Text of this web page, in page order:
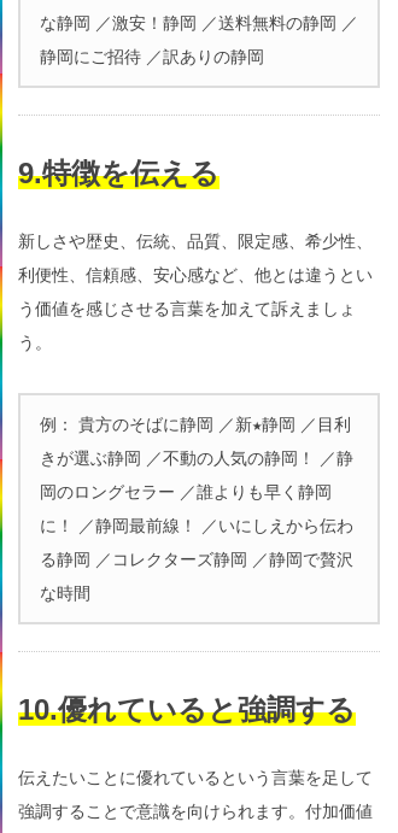
な静岡 ／激安！静岡 ／送料無料の静岡 ／
静岡にご招待 ／訳ありの静岡
9.特徴を伝える
新しさや歴史、伝統、品質、限定感、希少性、
利便性、信頼感、安心感など、他とは違うとい
う価値を感じさせる言葉を加えて訴えましょ
う。
例： 貴方のそばに静岡 ／新★静岡 ／目利
きが選ぶ静岡 ／不動の人気の静岡！ ／静
岡のロングセラー ／誰よりも早く静岡
に！ ／静岡最前線！ ／いにしえから伝わ
る静岡 ／コレクターズ静岡 ／静岡で贅沢
な時間
10.優れていると強調する
伝えたいことに優れているという言葉を足して
強調することで意識を向けられます。付加価値